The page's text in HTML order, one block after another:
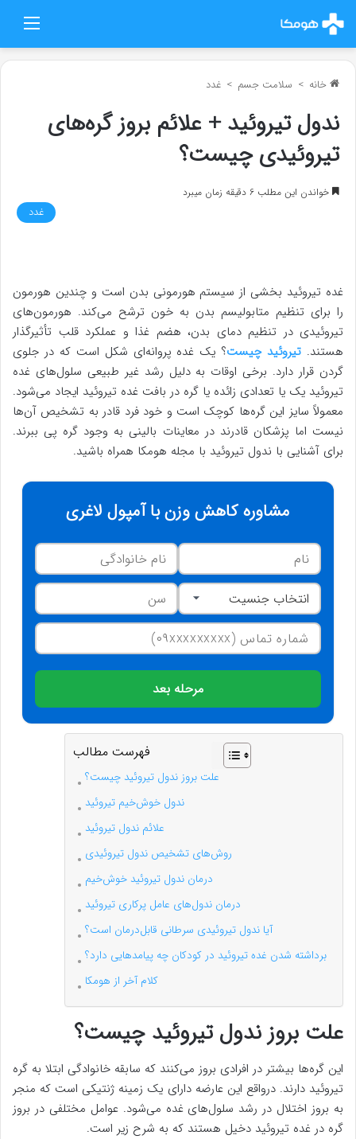
خانه > سلامت جسم > غدد
ندول تیروئید + علائم بروز گره‌های
تیروئیدی چیست؟
خواندن این مطلب 6 دقیقه زمان میبرد
غدد
غده تیروئید بخشی از سیستم هورمونی بدن است و چندین هورمون
را برای تنظیم متابولیسم بدن به خون ترشح می‌کند. هورمون‌های
تیروئیدی در تنظیم دمای بدن، هضم غذا و عملکرد قلب تأثیرگذار
هستند. تیروئید چیست؟ یک غده پروانه‌ای شکل است که در جلوی
گردن قرار دارد. برخی اوقات به دلیل رشد غیر طبیعی سلول‌های غده
تیروئید یک یا تعدادی زائده یا گره در بافت غده تیروئید ایجاد می‌شود.
معمولاً سایز این گره‌ها کوچک است و خود فرد قادر به تشخیص آن‌ها
نیست اما پزشکان قادرند در معاینات بالینی به وجود گره پی ببرند.
برای آشنایی با ندول تیروئید با مجله هومکا همراه باشید.
مشاوره کاهش وزن با آمپول لاغری
مرحله بعد
فهرست مطالب
علت بروز ندول تیروئید چیست؟
ندول خوش‌خیم تیروئید
علائم ندول تیروئید
روش‌های تشخیص ندول تیروئیدی
درمان ندول تیروئید خوش‌خیم
درمان ندول‌های عامل پرکاری تیروئید
آیا ندول تیروئیدی سرطانی قابل‌درمان است؟
برداشته شدن غده تیروئید در کودکان چه پیامدهایی دارد؟
کلام آخر از هومکا
علت بروز ندول تیروئید چیست؟
این گره‌ها بیشتر در افرادی بروز می‌کنند که سابقه خانوادگی ابتلا به گره
تیروئید دارند. درواقع این عارضه دارای یک زمینه ژنتیکی است که منجر
به بروز اختلال در رشد سلول‌های غده می‌شود. عوامل مختلفی در بروز
گره در غده تیروئید دخیل هستند که به شرح زیر است.